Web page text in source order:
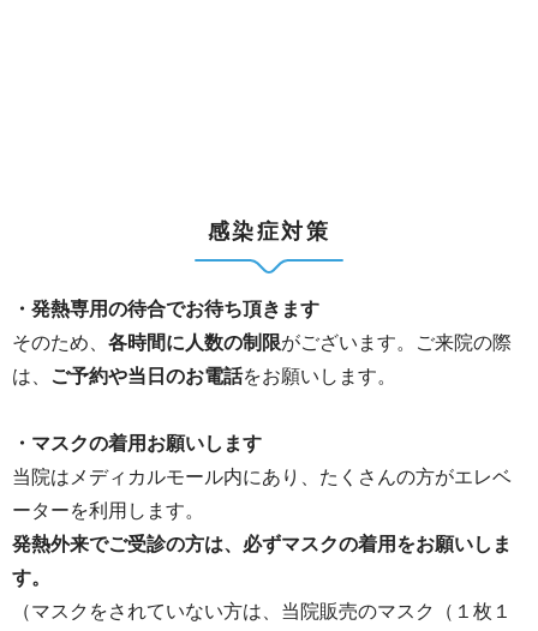
感染症対策
・発熱専用の待合でお待ち頂きます
そのため、 各時間に人数の制限がございます。ご来院の際
は、 ご予約や当日のお電話をお願いします。
・マスクの着用お願いします
当院はメディカルモール内にあり、たくさんの方がエレベ
ーターを利用します。
発熱外来でご受診の方は、必ずマスクの着用をお願いしま
す。
（マスクをされていない方は、当院販売のマスク（１枚１